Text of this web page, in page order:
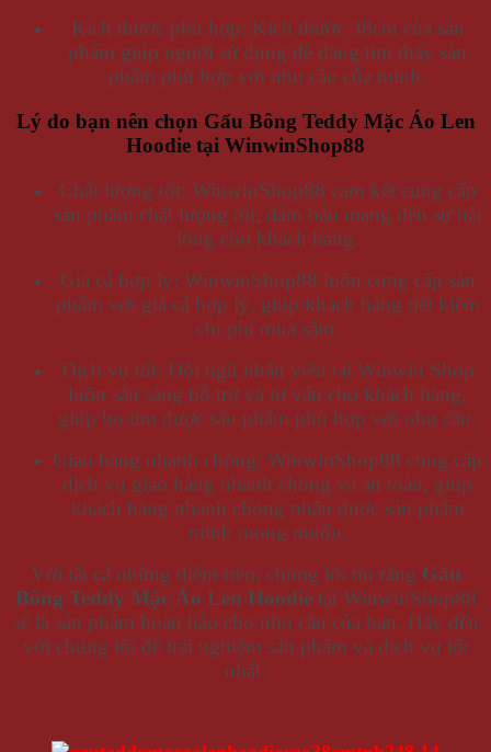
Kích thước phù hợp: Kích thước 38cm của sản
phẩm giúp người sử dụng dễ dàng tìm thấy sản
phẩm phù hợp với nhu cầu của mình.
Lý do bạn nên chọn Gấu Bông Teddy Mặc Áo Len
Hoodie tại WinwinShop88
Chất lượng tốt: WinwinShop88 cam kết cung cấp
sản phẩm chất lượng tốt, đảm bảo mang đến sự hài
lòng cho khách hàng.
Giá cả hợp lý: WinwinShop88 luôn cung cấp sản
phẩm với giá cả hợp lý, giúp khách hàng tiết kiệm
chi phí mua sắm.
Dịch vụ tốt: Đội ngũ nhân viên tại Winwin Shop
luôn sẵn sàng hỗ trợ và tư vấn cho khách hàng,
giúp họ tìm được sản phẩm phù hợp với nhu cầu.
Giao hàng nhanh chóng: WinwinShop88 cung cấp
dịch vụ giao hàng nhanh chóng và an toàn, giúp
khách hàng nhanh chóng nhận được sản phẩm
mình mong muốn.
Với tất cả những điểm trên, chúng tôi tin rằng Gấu
Bông Teddy Mặc Áo Len Hoodietại WinwinShop88
sẽ là sản phẩm hoàn hảo cho nhu cầu của bạn. Hãy đến
với chúng tôi để trải nghiệm sản phẩm và dịch vụ tốt
nhất.